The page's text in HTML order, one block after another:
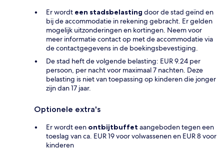
Er wordt een stadsbelasting door de stad geïnd en
bij de accommodatie in rekening gebracht. Er gelden
mogelijk uitzonderingen en kortingen. Neem voor
meer informatie contact op met de accommodatie via
de contactgegevens in de boekingsbevestiging.
De stad heft de volgende belasting: EUR 9.24 per
persoon, per nacht voor maximaal 7 nachten. Deze
belasting is niet van toepassing op kinderen die jonger
zijn dan 17 jaar.
Optionele extra's
Er wordt een ontbijtbuffet aangeboden tegen een
toeslag van ca. EUR 19 voor volwassenen en EUR 8 voor
kinderen